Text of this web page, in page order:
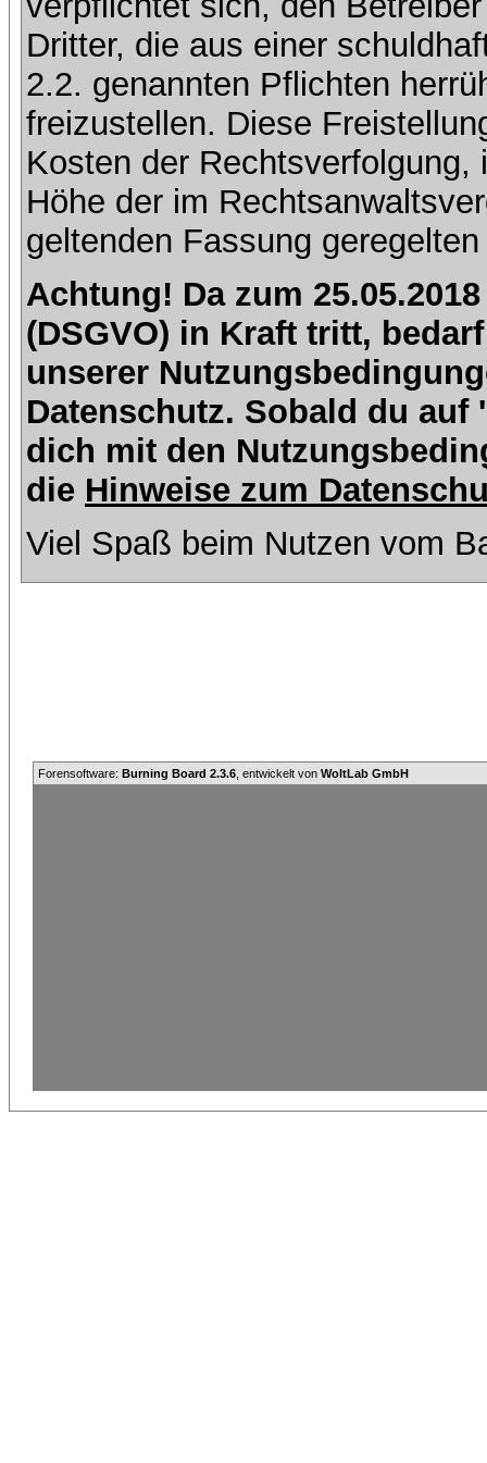
Dritter, die aus einer
2.2. genannten Pflichten
freizustellen. Diese
Kosten der
Höhe der im
geltenden Fassung
Achtung! Da zum
(DSGVO) in Kraft tritt,
unserer
Datenschutz. Sobald du
dich mit den
die Hinweise zum
Viel Spaß beim Nutzen vom
Forensoftware: Burning Board 2.3.6 , entwickelt von WoltLab GmbH